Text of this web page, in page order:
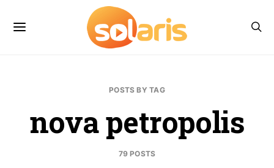
POSTS BY TAG
nova petropolis
79 POSTS